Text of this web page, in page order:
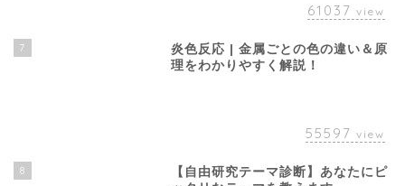
61037 view
7
炎色反応 | 金属ごとの色の違い＆原
理をわかりやすく解説！
55597 view
8
【自由研究テーマ診断】あなたにピ